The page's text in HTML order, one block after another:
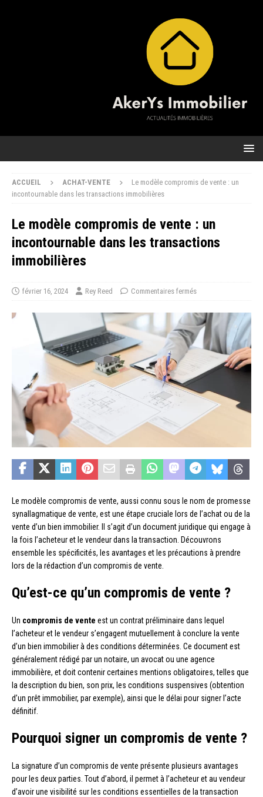
ACCUEIL ACHAT-VENTE
Le modèle compromis de vente : un
incontournable dans les transactions immobilières
Le modèle compromis de vente : un
incontournable dans les transactions
immobilières
février 16, 2024 Rey Reed Commentaires fermés
Le modèle compromis de vente, aussi connu sous le nom de promesse
synallagmatique de vente, est une étape cruciale lors de l’achat ou de la
vente d’un bien immobilier. Il s’agit d’un document juridique qui engage à
la fois l’acheteur et le vendeur dans la transaction. Découvrons
ensemble les spécificités, les avantages et les précautions à prendre
lors de la rédaction d’un compromis de vente.
Qu’est-ce qu’un compromis de vente ?
Un compromis de vente est un contrat préliminaire dans lequel
l’acheteur et le vendeur s’engagent mutuellement à conclure la vente
d’un bien immobilier à des conditions déterminées. Ce document est
généralement rédigé par un notaire, un avocat ou une agence
immobilière, et doit contenir certaines mentions obligatoires, telles que
la description du bien, son prix, les conditions suspensives (obtention
d’un prêt immobilier, par exemple), ainsi que le délai pour signer l’acte
définitif.
Pourquoi signer un compromis de vente ?
La signature d’un compromis de vente présente plusieurs avantages
pour les deux parties. Tout d’abord, il permet à l’acheteur et au vendeur
d’avoir une visibilité sur les conditions essentielles de la transaction